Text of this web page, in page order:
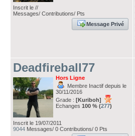
Inscrit le //
Messages/ Contributions/ Pts
Message Privé
Deadfireball77
Hors Ligne
Membre Inactif depuis le
30/11/2016
Grade : [Kuriboh]
Echanges 100 % (277)
Inscrit le 19/07/2011
9044 Messages/ 0 Contributions/ 0 Pts